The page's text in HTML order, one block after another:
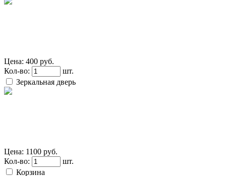
Цена: 400 руб.
Кол-во:
шт.
Зеркальная дверь
Цена: 1100 руб.
Кол-во:
шт.
Корзина